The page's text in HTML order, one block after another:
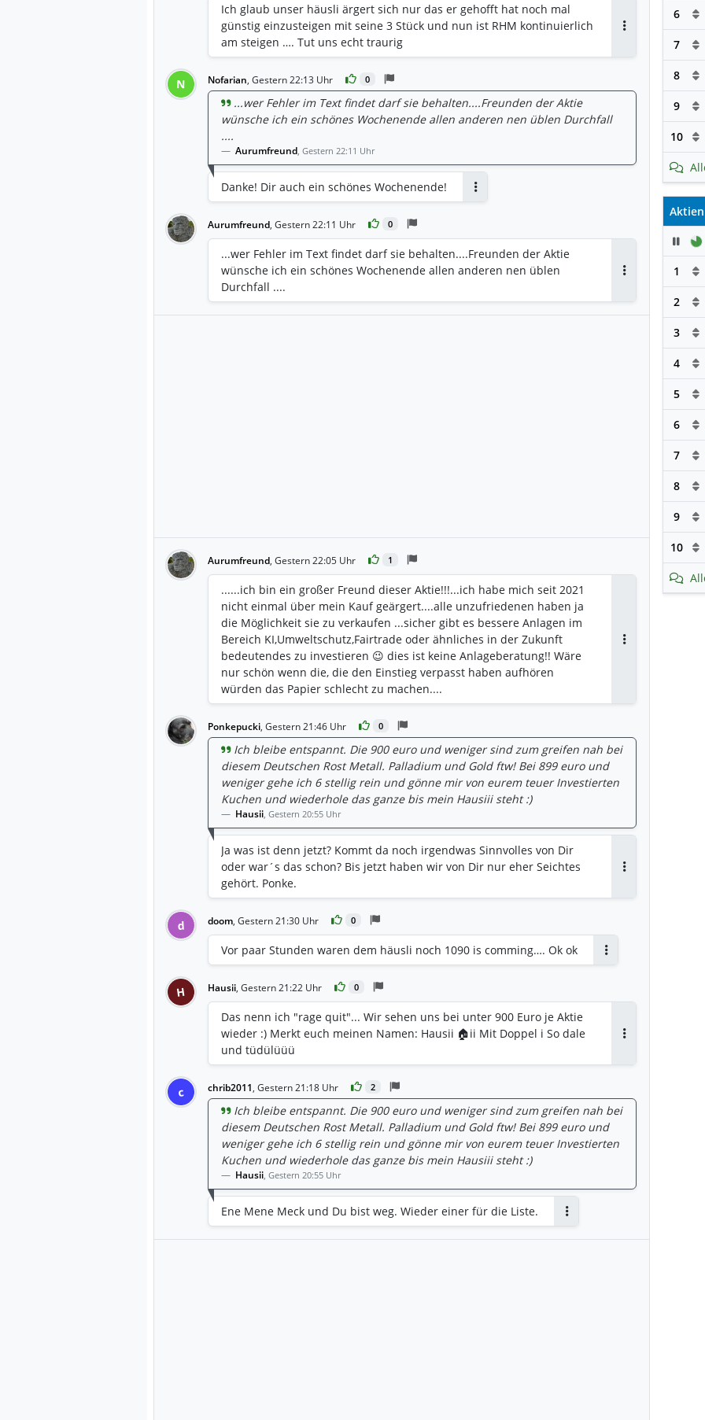
Ich glaub unser häusli ärgert sich nur das er gehofft hat noch mal
günstig einzusteigen mit seine 3 Stück und nun ist RHM kontinuierlich
am steigen …. Tut uns echt traurig
N Nofarian, Gestern 22:13 Uhr 0
...wer Fehler im Text findet darf sie behalten....Freunden der Aktie
wünsche ich ein schönes Wochenende allen anderen nen üblen Durchfall
....
Aurumfreund, Gestern 22:11 Uhr
Danke! Dir auch ein schönes Wochenende!
Aurumfreund, Gestern 22:11 Uhr 0
...wer Fehler im Text findet darf sie behalten....Freunden der Aktie
wünsche ich ein schönes Wochenende allen anderen nen üblen
Durchfall ....
Aurumfreund, Gestern 22:05 Uhr 1
......ich bin ein großer Freund dieser Aktie!!!...ich habe mich seit 2021
nicht einmal über mein Kauf geärgert....alle unzufriedenen haben ja
die Möglichkeit sie zu verkaufen ...sicher gibt es bessere Anlagen im
Bereich KI,Umweltschutz,Fairtrade oder ähnliches in der Zukunft
bedeutendes zu investieren 😉 dies ist keine Anlageberatung!! Wäre
nur schön wenn die, die den Einstieg verpasst haben aufhören
würden das Papier schlecht zu machen....
Ponkepucki, Gestern 21:46 Uhr 0
Ich bleibe entspannt. Die 900 euro und weniger sind zum greifen nah bei
diesem Deutschen Rost Metall. Palladium und Gold ftw! Bei 899 euro und
weniger gehe ich 6 stellig rein und gönne mir von eurem teuer Investierten
Kuchen und wiederhole das ganze bis mein Hausiii steht :)
Hausii, Gestern 20:55 Uhr
Ja was ist denn jetzt? Kommt da noch irgendwas Sinnvolles von Dir
oder war´s das schon? Bis jetzt haben wir von Dir nur eher Seichtes
gehört. Ponke.
d doom, Gestern 21:30 Uhr 0
Vor paar Stunden waren dem häusli noch 1090 is comming…. Ok ok
H Hausii, Gestern 21:22 Uhr 0
Das nenn ich "rage quit"... Wir sehen uns bei unter 900 Euro je Aktie
wieder :) Merkt euch meinen Namen: Hausii 🏠ii Mit Doppel i So dale
und tüdülüüü
c chrib2011, Gestern 21:18 Uhr 2
Ich bleibe entspannt. Die 900 euro und weniger sind zum greifen nah bei
diesem Deutschen Rost Metall. Palladium und Gold ftw! Bei 899 euro und
weniger gehe ich 6 stellig rein und gönne mir von eurem teuer Investierten
Kuchen und wiederhole das ganze bis mein Hausiii steht :)
Hausii, Gestern 20:55 Uhr
Ene Mene Meck und Du bist weg. Wieder einer für die Liste.
6
7
8
9
10
Aktien
1
2
3
4
5
6
7
8
9
10